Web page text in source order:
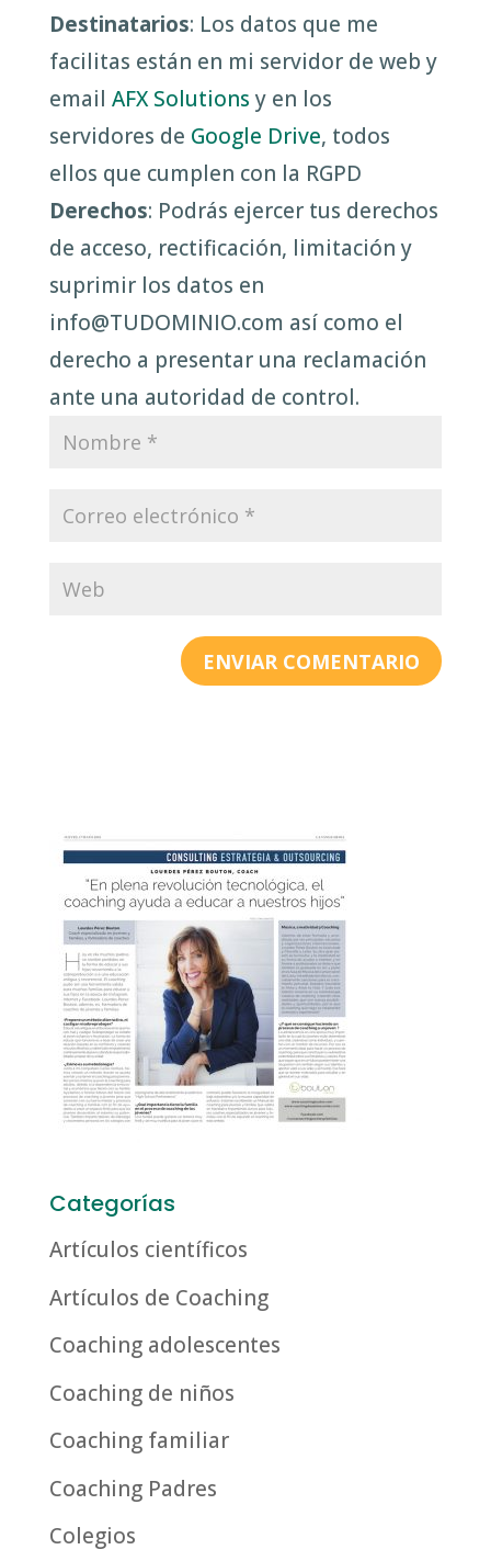
Destinatarios: Los datos que me
facilitas están en mi servidor de web y
email AFX Solutions y en los
servidores de Google Drive, todos
ellos que cumplen con la RGPD
Derechos: Podrás ejercer tus derechos
de acceso, rectificación, limitación y
suprimir los datos en
info@TUDOMINIO.com así como el
derecho a presentar una reclamación
ante una autoridad de control.
Categorías
Artículos científicos
Artículos de Coaching
Coaching adolescentes
Coaching de niños
Coaching familiar
Coaching Padres
Colegios